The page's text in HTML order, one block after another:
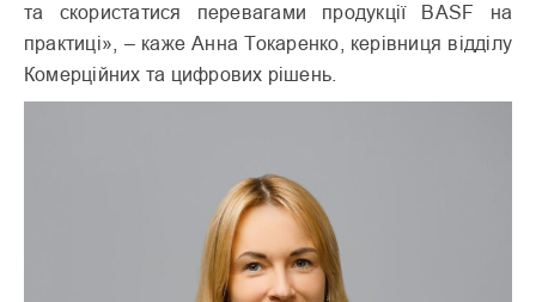
та скористатися перевагами продукції BASF на
практиці», – каже Анна Токаренко, керівниця відділу
Комерційних та цифрових рішень.